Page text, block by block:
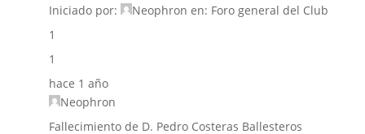
Iniciado por:
Neophron en: Foro general del Club
1
1
hace 1 año
Neophron
Fallecimiento de D. Pedro Costeras Ballesteros